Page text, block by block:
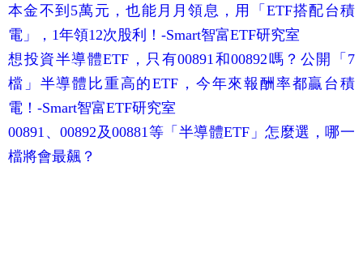
本金不到5萬元，也能月月領息，用「ETF搭配台積
電」，1年領12次股利！-Smart智富ETF研究室
想投資半導體ETF，只有00891和00892嗎？公開「7
檔」半導體比重高的ETF，今年來報酬率都贏台積
電！-Smart智富ETF研究室
00891、00892及00881等「半導體ETF」怎麼選，哪一
檔將會最飆？